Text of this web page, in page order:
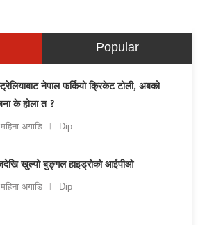
Popular
नेपाल फर्कियो क्रिकेट टोली, अबको
के होला त ?
अगाडि Dip
खुल्यो बुङ्गल हाइड्रोको आईपीओ
अगाडि Dip